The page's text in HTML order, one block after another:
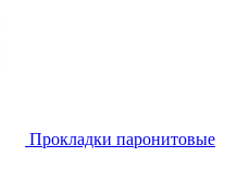
Прокладки паронитовые